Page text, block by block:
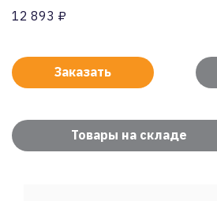
12 893 ₽
Заказать
Товары на складе